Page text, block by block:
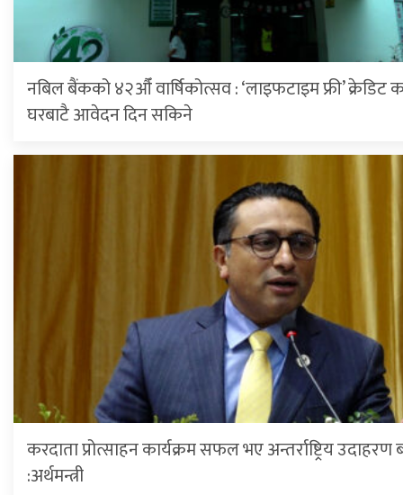
नबिल बैंकको ४२औँ वार्षिकोत्सव : ‘लाइफटाइम फ्री’ क्रेडिट
घरबाटै आवेदन दिन सकिने
करदाता प्रोत्साहन कार्यक्रम सफल भए अन्तर्राष्ट्रिय
:अर्थमन्त्री